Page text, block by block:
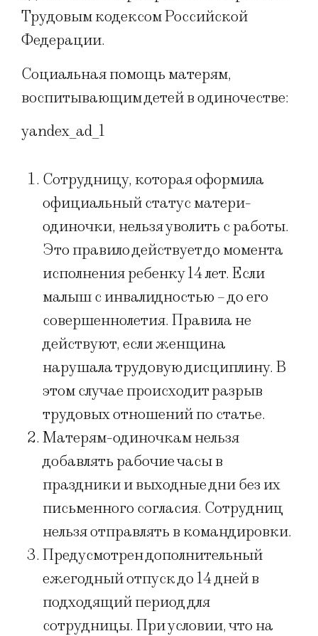
Трудовым кодексом Российской
Федерации.
Социальная помощь матерям,
воспитывающим детей в одиночестве:
yandex_ad_1
Сотрудницу, которая оформила
официальный статус матери-
одиночки, нельзя уволить с работы.
Это правило действует до момента
исполнения ребенку 14 лет. Если
малыш с инвалидностью – до его
совершеннолетия. Правила не
действуют, если женщина
нарушала трудовую дисциплину. В
этом случае происходит разрыв
трудовых отношений по статье.
Матерям-одиночкам нельзя
добавлять рабочие часы в
праздники и выходные дни без их
письменного согласия. Сотрудниц
нельзя отправлять в командировки.
Предусмотрен дополнительный
ежегодный отпуск до 14 дней в
подходящий период для
сотрудницы. При условии, что на